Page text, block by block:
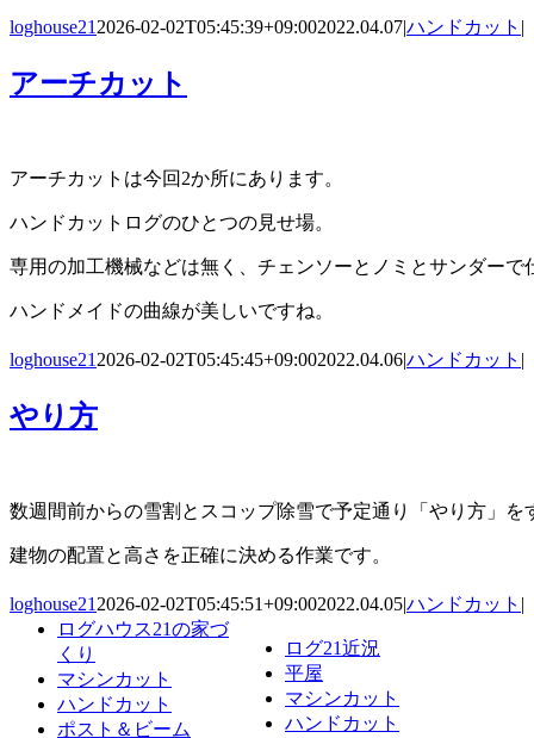
loghouse21 2026-02-02T05:45:39+09:002022.04.07|ハンドカット |
アーチカット
アーチカットは今回2か所にあります。
ハンドカットログのひとつの見せ場。
専用の加工機械などは無く、チェンソーとノミとサンダーで
ハンドメイドの曲線が美しいですね。
loghouse21 2026-02-02T05:45:45+09:002022.04.06|ハンドカット |
やり方
数週間前からの雪割とスコップ除雪で予定通り「やり方」を
建物の配置と高さを正確に決める作業です。
loghouse21 2026-02-02T05:45:51+09:002022.04.05|ハンドカット |
ログ21近況
平屋
マシンカット
ハンドカット
ログハウス21の家づ
くり
マシンカット
ハンドカット
ポスト＆ビーム